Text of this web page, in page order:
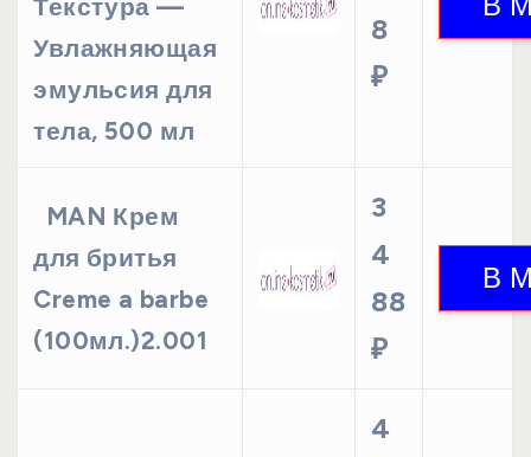
Текстура —
Увлажняющая
эмульсия для
тела, 500 мл
8
₽
MAN Крем
для бритья
Creme a barbe
(100мл.)2.001
3
4
88
₽
4